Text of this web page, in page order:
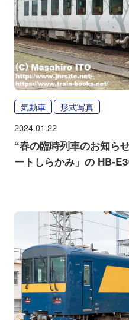
気動車 形式写真
2024.01.22
“春の臨時列車のお知ら
ートしらかみ」の HB-